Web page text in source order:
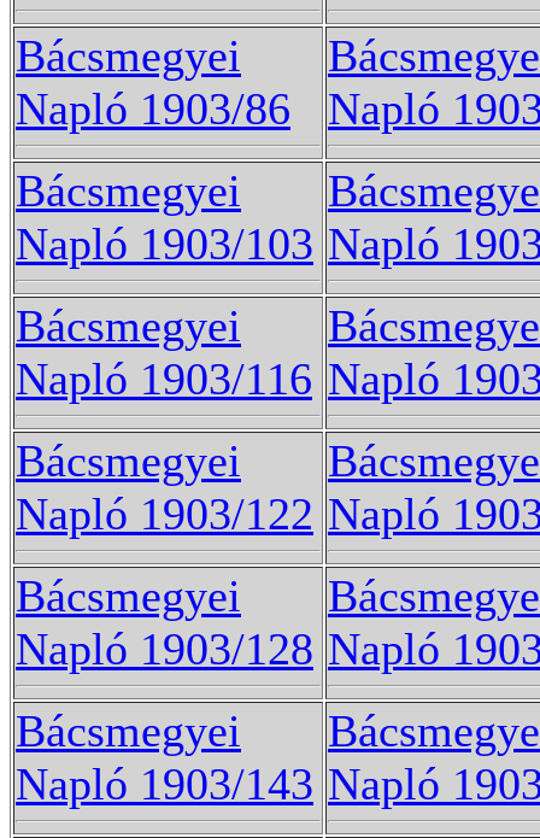
Bácsmegyei
Napló 1903/86
Napló
Bácsmegyei
Napló 1903/103 Napló
Bácsmegyei
Napló 1903/116 Napló
Bácsmegyei
Napló 1903/122 Napló
Bácsmegyei
Napló 1903/128 Napló
Bácsmegyei
Napló 1903/143 Napló